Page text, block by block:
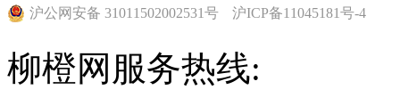
沪公网安备 31011502002531号 沪ICP备11045181号-4
柳橙网服务热线: